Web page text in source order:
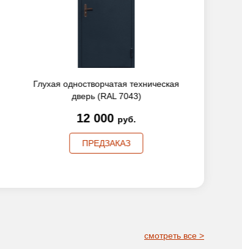
Глухая одностворчатая техническая
дверь (RAL 7043)
12 000 руб.
ПРЕДЗАКАЗ
смотреть все >